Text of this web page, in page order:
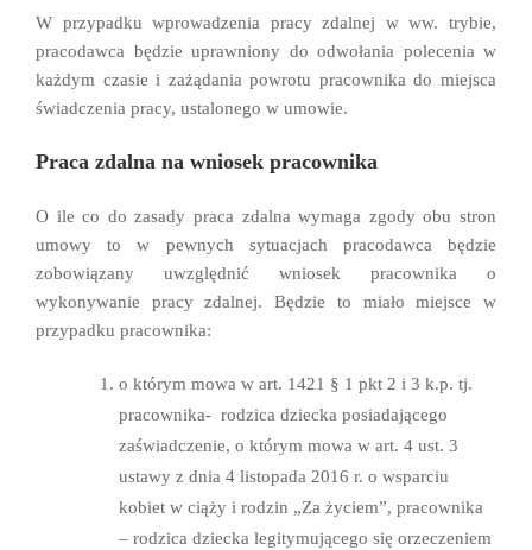
W przypadku wprowadzenia pracy zdalnej w ww. trybie,
pracodawca będzie uprawniony do odwołania polecenia w
każdym czasie i zażądania powrotu pracownika do miejsca
świadczenia pracy, ustalonego w umowie.
Praca zdalna na wniosek pracownika
O ile co do zasady praca zdalna wymaga zgody obu stron
umowy to w pewnych sytuacjach pracodawca będzie
zobowiązany uwzględnić wniosek pracownika o
wykonywanie pracy zdalnej.Będzie to miało miejsce w
przypadku pracownika:
o którym mowa w art. 1421 § 1 pkt 2 i 3 k.p. tj.
pracownika- rodzica dziecka posiadającego
zaświadczenie, o którym mowa w art. 4 ust. 3
ustawy z dnia 4 listopada 2016 r. o wsparciu
kobiet w ciąży i rodzin „Za życiem”, pracownika
– rodzica dziecka legitymującego się orzeczeniem